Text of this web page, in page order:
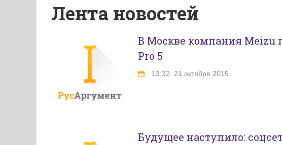
Лента новостей
В Москве компания Meizu
Pro 5
13:32, 21 октября 2015
Будущее наступило: